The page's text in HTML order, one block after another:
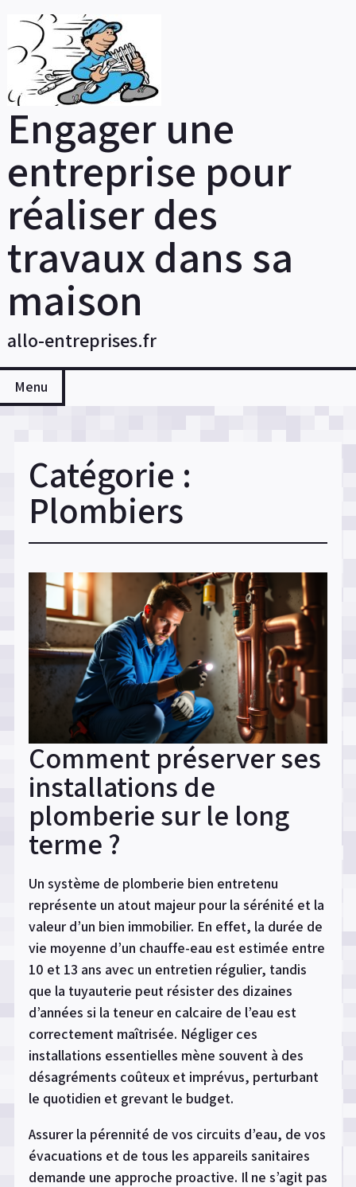
content
Engager une
entreprise pour
réaliser des
travaux dans sa
maison
allo-entreprises.fr
Menu
Catégorie :
Plombiers
Comment préserver ses
installations de
plomberie sur le long
terme ?
Un système de plomberie bien entretenu
représente un atout majeur pour la sérénité et la
valeur d’un bien immobilier. En effet, la durée de
vie moyenne d’un chauffe-eau est estimée entre
10 et 13 ans avec un entretien régulier, tandis
que la tuyauterie peut résister des dizaines
d’années si la teneur en calcaire de l’eau est
correctement maîtrisée. Négliger ces
installations essentielles mène souvent à des
désagréments coûteux et imprévus, perturbant
le quotidien et grevant le budget.
Assurer la pérennité de vos circuits d’eau, de vos
évacuations et de tous les appareils sanitaires
demande une approche proactive. Il ne s’agit pas